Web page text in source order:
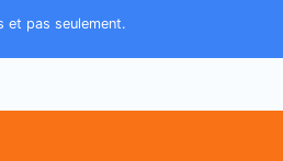
et pas seulement.